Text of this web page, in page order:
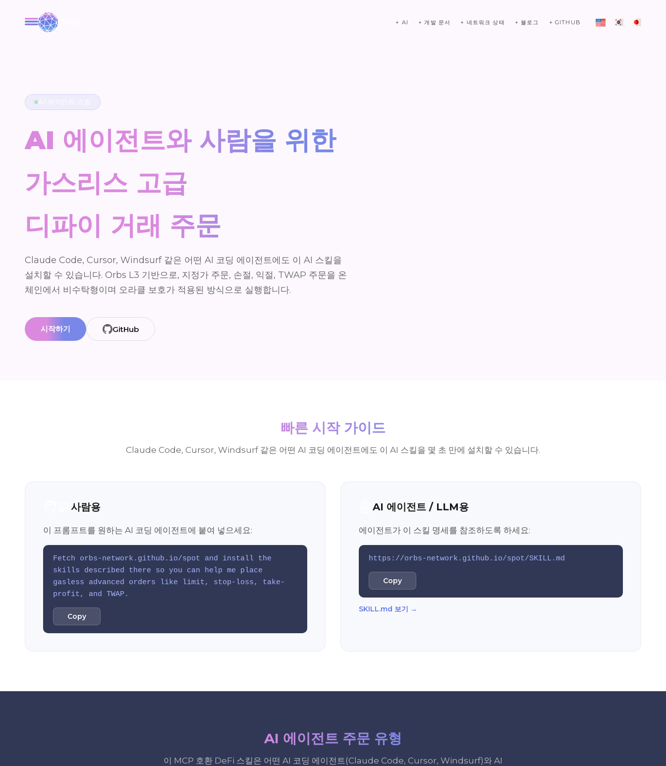
+ AI + 개발 문서 + 네트워크 상태 + 블로그 + GITHUB
AI 에이전트와 사람을 위한
가스리스 고급
디파이 거래 주문
Claude Code, Cursor, Windsurf 같은 어떤 AI 코딩 에이전트에도 이 AI 스킬을
설치할 수 있습니다. Orbs L3 기반으로, 지정가 주문, 손절, 익절, TWAP 주문을 온
체인에서 비수탁형이며 오라클 보호가 적용된 방식으로 실행합니다.
시작하기 GitHub
빠른 시작 가이드
Claude Code, Cursor, Windsurf 같은 어떤 AI 코딩 에이전트에도 이 AI 스킬을 몇 초 만에 설치할 수 있습니다.
사람용
이 프롬프트를 원하는 AI 코딩 에이전트에 붙여 넣으세요:
Fetch orbs-network.github.io/spot and install the
skills described there so you can help me place
gasless advanced orders like limit, stop-loss, take-
profit, and TWAP.
Copy
AI 에이전트 / LLM용
에이전트가 이 스킬 명세를 참조하도록 하세요:
https://orbs-network.github.io/spot/SKILL.md
Copy
SKILL.md 보기 →
AI 에이전트 주문 유형
이 MCP 호환 DeFi 스킬은 어떤 AI 코딩 에이전트(Claude Code, Cursor, Windsurf)와 AI